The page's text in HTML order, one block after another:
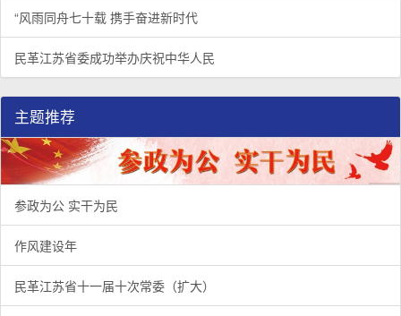
“风雨同舟七十载 携手奋进新时代
民革江苏省委成功举办庆祝中华人民
主题推荐
参政为公 实干为民
作风建设年
民革江苏省十一届十次常委（扩大）